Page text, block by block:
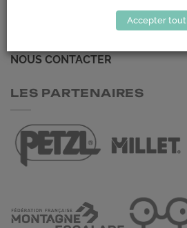
148 Avenue Jean Jaurès
NOUS CONTACTER
LES PARTENAIRES
Accepter tout